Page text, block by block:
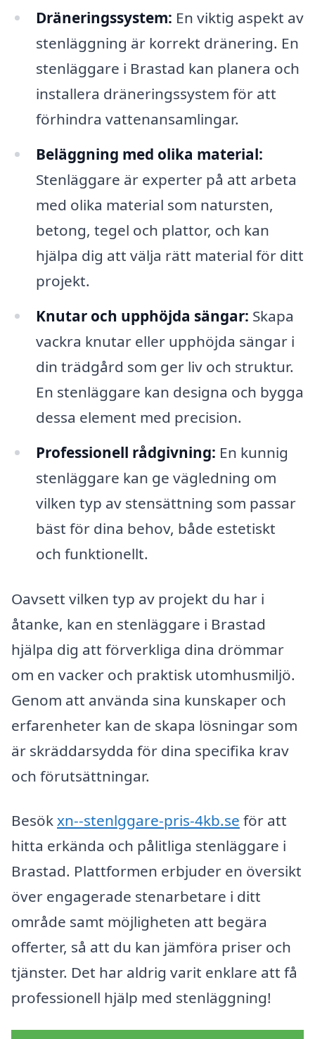
Dräneringssystem: En viktig aspekt av
stenläggning är korrekt dränering. En
stenläggare i Brastad kan planera och
installera dräneringssystem för att
förhindra vattenansamlingar.
Beläggning med olika material:
Stenläggare är experter på att arbeta
med olika material som natursten,
betong, tegel och plattor, och kan
hjälpa dig att välja rätt material för ditt
projekt.
Knutar och upphöjda sängar: Skapa
vackra knutar eller upphöjda sängar i
din trädgård som ger liv och struktur.
En stenläggare kan designa och bygga
dessa element med precision.
Professionell rådgivning: En kunnig
stenläggare kan ge vägledning om
vilken typ av stensättning som passar
bäst för dina behov, både estetiskt
och funktionellt.
Oavsett vilken typ av projekt du har i
åtanke, kan en stenläggare i Brastad
hjälpa dig att förverkliga dina drömmar
om en vacker och praktisk utomhusmiljö.
Genom att använda sina kunskaper och
erfarenheter kan de skapa lösningar som
är skräddarsydda för dina specifika krav
och förutsättningar.
Besökxn--stenlggare-pris-4kb.se för att
hitta erkända och pålitliga stenläggare i
Brastad. Plattformen erbjuder en översikt
över engagerade stenarbetare i ditt
område samt möjligheten att begära
offerter, så att du kan jämföra priser och
tjänster. Det har aldrig varit enklare att få
professionell hjälp med stenläggning!